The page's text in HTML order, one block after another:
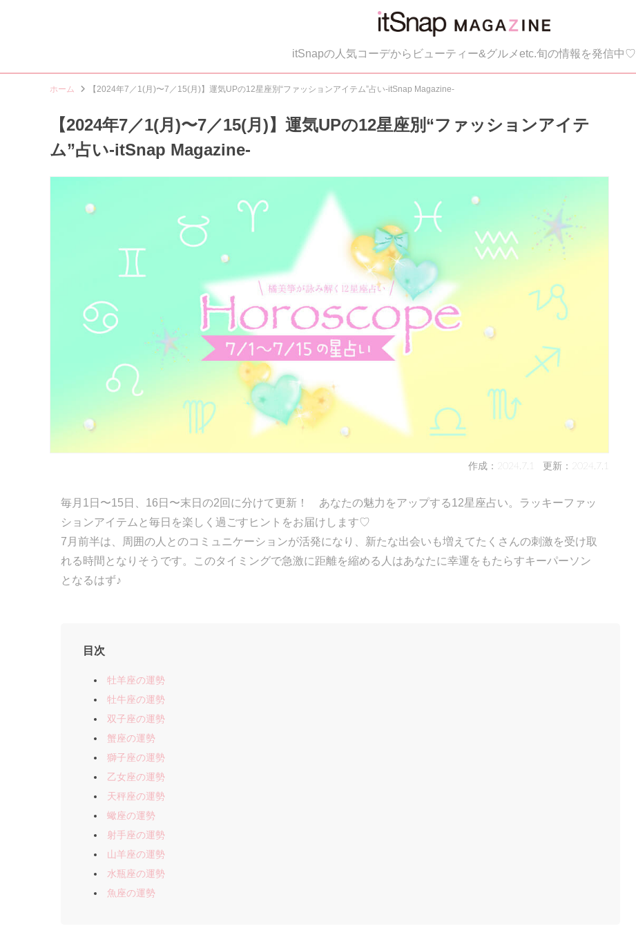
itSnapの人気コーデからビューティー&グルメetc.旬の情報を発信中♡
ホーム 【2024年7／1(月)〜7／15(月)】運気UPの12星座別“ファッションアイテム”占い-itSnap Magazine-
【2024年7／1(月)〜7／15(月)】運気UPの12星座別“ファッションアイテ
ム”占い-itSnap Magazine-
作成：2024.7.1 更新：2024.7.1
毎月1日〜15日、16日〜末日の2回に分けて更新！ あなたの魅力をアップする12星座占い。ラッキーファッ
ションアイテムと毎日を楽しく過ごすヒントをお届けします♡
7月前半は、周囲の人とのコミュニケーションが活発になり、新たな出会いも増えてたくさんの刺激を受け取
れる時間となりそうです。このタイミングで急激に距離を縮める人はあなたに幸運をもたらすキーパーソン
となるはず♪
目次
牡羊座の運勢
牡牛座の運勢
双子座の運勢
蟹座の運勢
獅子座の運勢
乙女座の運勢
天秤座の運勢
蠍座の運勢
射手座の運勢
山羊座の運勢
水瓶座の運勢
魚座の運勢